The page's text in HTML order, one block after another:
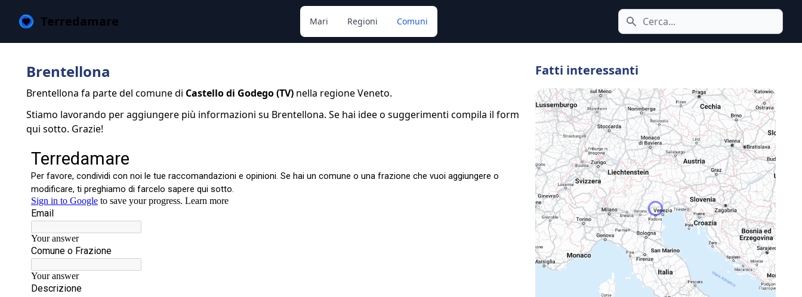
Terredamare Cerca icona
Mari Regioni Comuni
Brentellona
Brentellona fa parte del comune di Castello di Godego (TV) nella regione Veneto.
Stiamo lavorando per aggiungere più informazioni su Brentellona. Se hai idee o suggerimenti compila il form
qui sotto. Grazie!
Fatti interessanti